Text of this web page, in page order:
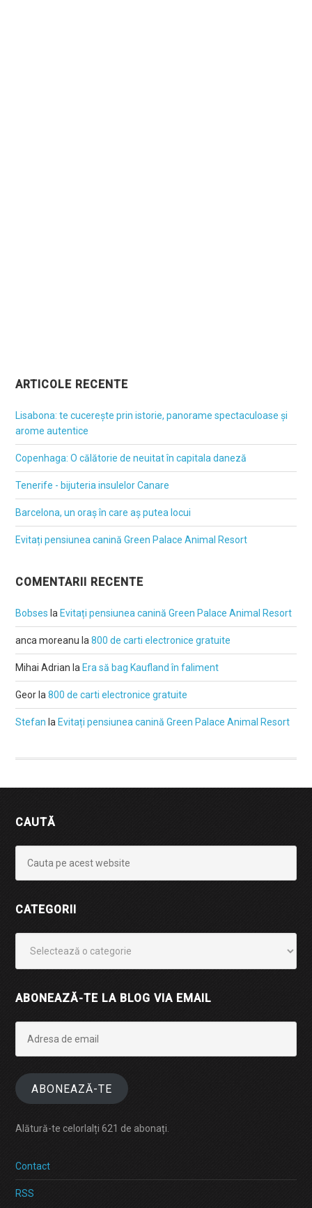
ARTICOLE RECENTE
Lisabona: te cucerește prin istorie, panorame spectaculoase și
arome autentice
Copenhaga: O călătorie de neuitat în capitala daneză
Tenerife - bijuteria insulelor Canare
Barcelona, un oraș în care aș putea locui
Evitați pensiunea canină Green Palace Animal Resort
COMENTARII RECENTE
Bobses la Evitați pensiunea canină Green Palace Animal Resort
anca moreanu la800 de carti electronice gratuite
Mihai Adrian la Era să bag Kaufland în faliment
Geor la800 de carti electronice gratuite
Stefan la Evitați pensiunea canină Green Palace Animal Resort
CAUTĂ
CATEGORII
ABONEAZĂ-TE LA BLOG VIA EMAIL
email
ABONEAZĂ-TE
Alătură-te celorlalți 621 de abonați.
Contact
RSS